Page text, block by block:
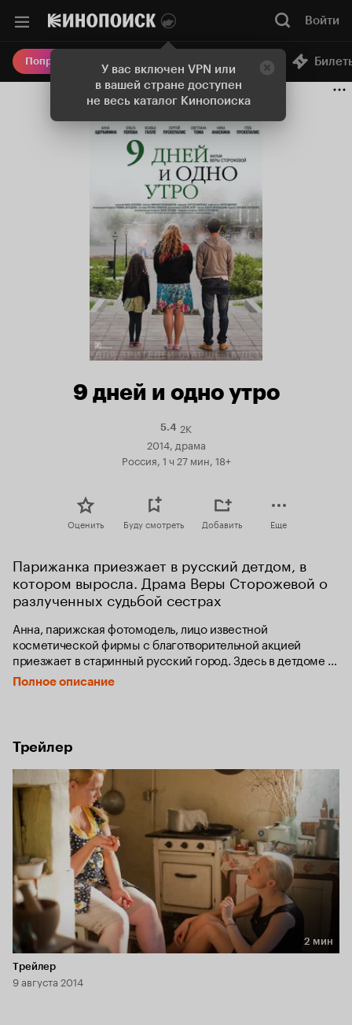
У вас включен VPN или
в вашей стране доступен
не весь каталог Кинопоиска
Войти
Попробовать Плюс Онлайн-кинотеатр
9 дней и одно утро
5.4Рейтинг
Кинопоиска
5.4
2K
2014, драма
Россия, 1 ч 27 мин, 18+
Оценить Буду смотреть Добавить Еще
Парижанка приезжает в русский детдом, в
котором выросла. Драма Веры Сторожевой о
разлученных судьбой сестрах
Анна, парижская фотомодель, лицо известной
косметической фирмы с благотворительной акцией
приезжает в старинный русский город. Здесь в детдоме
прошло ее детство, но много лет назад Анну удочерила
супружеская пара из Франции. Жизнь девушки, казалось
семьи и найти себя…
Полное описание
Трейлер
Длительность 2 мин
2 мин
Трейлер
9 августа 2014